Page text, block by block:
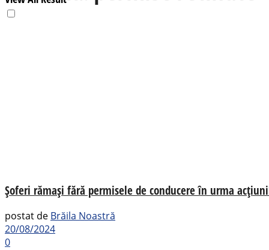
Șoferi rămași fără permisele de conducere în urma
postat de Brăila Noastră
20/08/2024
0